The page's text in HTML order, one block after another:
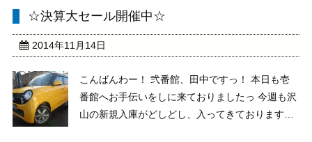
新車種の「Ｎシリーズ」「タント」「ウェイ
リィ」「ジ ...
☆決算大セール開催中☆
2014年11月14日
こんばんわー！ 弐番館、田中ですっ！ 本日も壱
番館へお手伝いをしに来ておりましたっ 今週も沢
山の新規入庫がどしどし、入ってきております